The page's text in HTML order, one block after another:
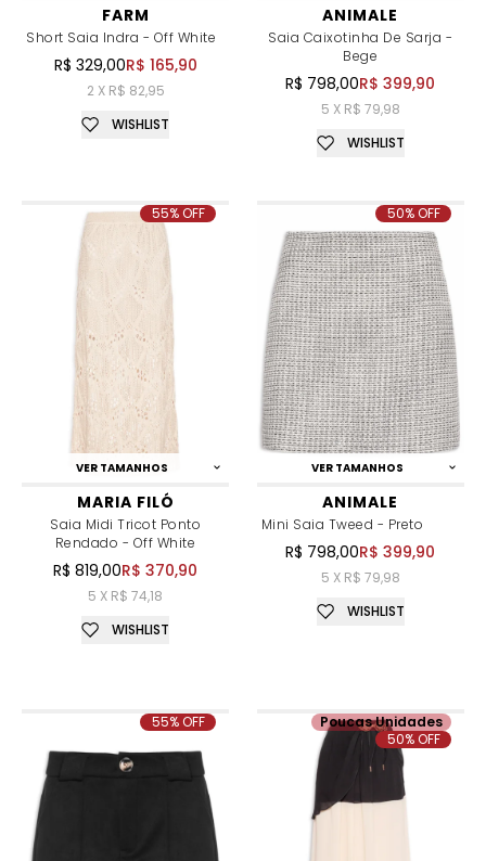
FARM
Short Saia Indra - Off White
R$ 329,00R$ 165,90
2 X R$ 82,95
WISHLIST
ANIMALE
Saia Caixotinha De Sarja -
Bege
R$ 798,00R$ 399,90
5 X R$ 79,98
WISHLIST
VER TAMANHOS
MARIA FILÓ
Saia Midi Tricot Ponto
Rendado - Off White
R$ 819,00R$ 370,90
5 X R$ 74,18
55% OFF
WISHLIST
VER TAMANHOS
ANIMALE
Mini Saia Tweed - Preto
R$ 798,00R$ 399,90
5 X R$ 79,98
50% OFF
WISHLIST
55% OFF
Poucas Unidades
50% OFF